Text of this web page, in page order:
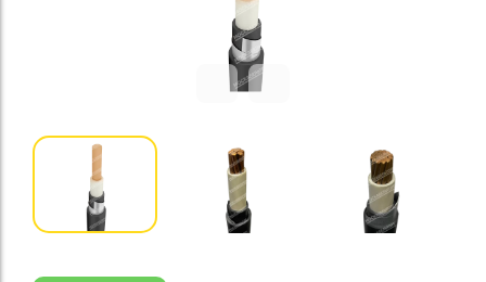
Кабели
изоляцией